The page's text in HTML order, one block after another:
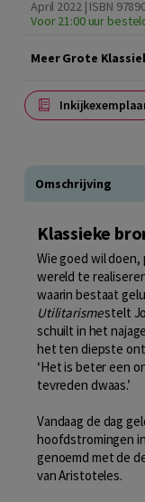
April 2022 | ISBN
Voor 21:00 uur
Meer Grote
Omschrijving
Klassieke
Wie goed wil
wereld te
waarin bestaat
Utilitarismestelt
schuilt in het
het ten diepste
‘Het is beter een
tevreden dwaas.’
Vandaag de dag
hoofdstromingen
genoemd met de
van Aristoteles.